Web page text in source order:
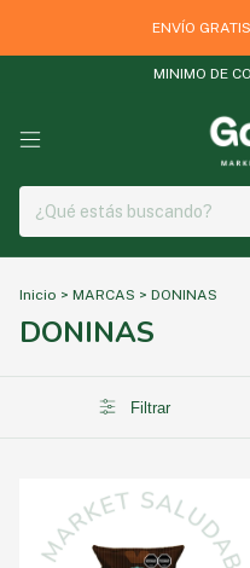
ENVÍO
MINIMO DE
Inicio > MARCAS > DONINAS
DONINAS
Filtrar